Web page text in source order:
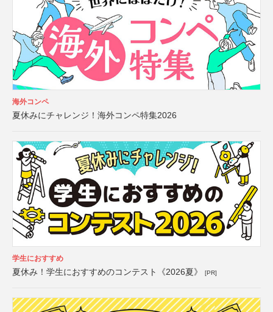
海外コンペ
夏休みにチャレンジ！海外コンペ特集2026
学生におすすめ
夏休み！学生におすすめのコンテスト《2026夏》 [PR]